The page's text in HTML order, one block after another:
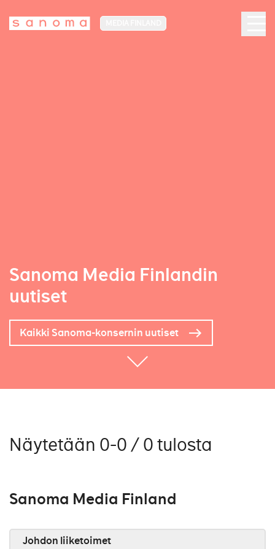
Sanoma Media Finlandin
uutiset
Kaikki Sanoma-konsernin uutiset
Näytetään 0-0 / 0 tulosta
Sanoma Media Finland
Johdon liiketoimet